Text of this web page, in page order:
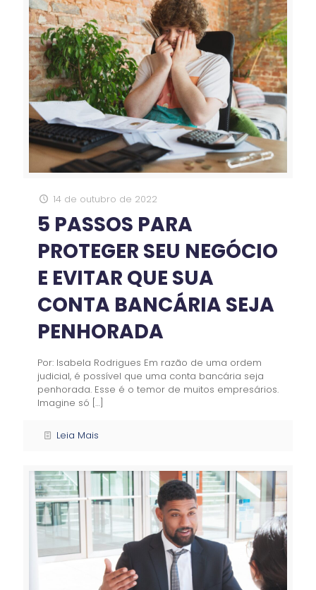
14 de outubro de 2022
5 PASSOS PARA
PROTEGER SEU NEGÓCIO
E EVITAR QUE SUA
CONTA BANCÁRIA SEJA
PENHORADA
Por: Isabela Rodrigues Em razão de uma ordem
judicial, é possível que uma conta bancária seja
penhorada. Esse é o temor de muitos empresários.
Imagine só […]
Leia Mais